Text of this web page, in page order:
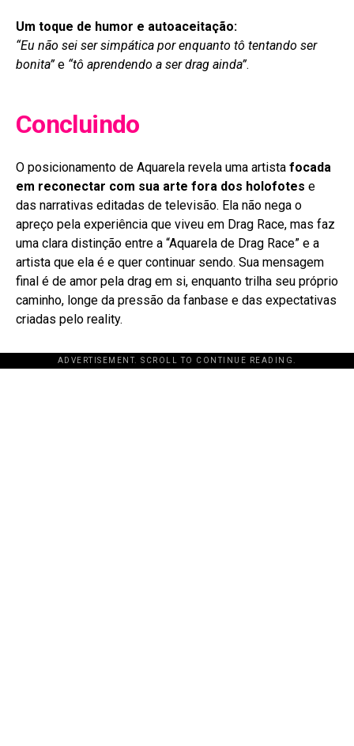
Um toque de humor e autoaceitação:
“Eu não sei ser simpática por enquanto tô tentando ser
bonita”e “tô aprendendo a ser drag ainda”.
Concluindo
O posicionamento de Aquarela revela uma artista focada
em reconectar com sua arte fora dos holofotes e
das narrativas editadas de televisão. Ela não nega o
apreço pela experiência que viveu em Drag Race, mas faz
uma clara distinção entre a “Aquarela de Drag Race” e a
artista que ela é e quer continuar sendo. Sua mensagem
final é de amor pela drag em si, enquanto trilha seu próprio
caminho, longe da pressão da fanbase e das expectativas
criadas pelo reality.
ADVERTISEMENT. SCROLL TO CONTINUE READING.